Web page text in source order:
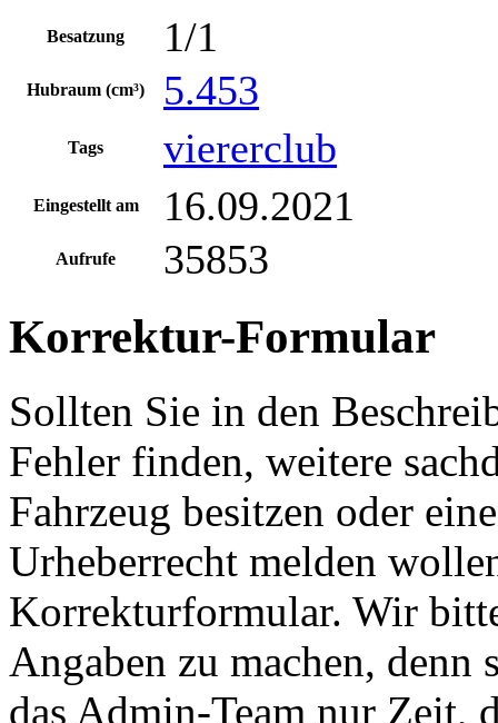
Besatzung 1/1
Hubraum (cm³) 5.453
Tags viererclub
Eingestellt am 16.09.2021
Aufrufe 35853
Korrektur-Formular
Sollten Sie in den
Fehler finden, weitere
Fahrzeug besitzen oder
Urheberrecht melden
Korrekturformular. Wir
Angaben zu machen,
das Admin-Team nur Zeit,